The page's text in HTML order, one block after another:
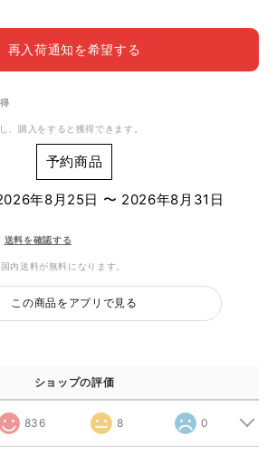
再入荷通知を希望する
し、購入をすると獲得できます。
予約商品
年8月25日 〜 2026年8月31日
送料を確認する
内送料が無料になります。
この商品をアプリで見る
ショップの評価
836 8 0